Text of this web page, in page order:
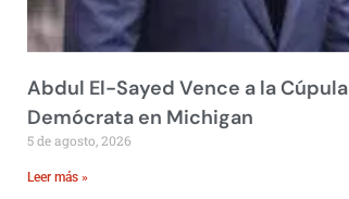
Abdul El-Sayed Vence a la Cúpula
Demócrata en Michigan
5 de agosto, 2026
Leer más »